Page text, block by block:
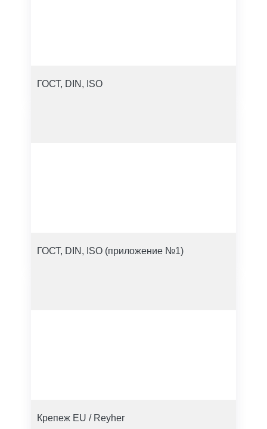
ГОСТ, DIN, ISO
ГОСТ, DIN, ISO (приложение №1)
Крепеж EU / Reyher